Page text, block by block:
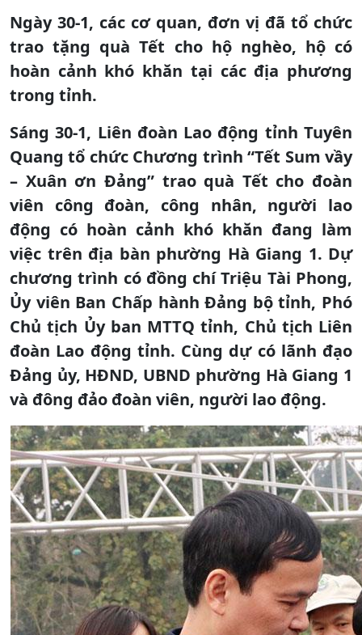
Ngày 30-1, các cơ quan, đơn vị đã tổ chức
trao tặng quà Tết cho hộ nghèo, hộ có
hoàn cảnh khó khăn tại các địa phương
trong tỉnh.
Sáng 30-1, Liên đoàn Lao động tỉnh Tuyên
Quang tổ chức Chương trình “Tết Sum vầy
– Xuân ơn Đảng” trao quà Tết cho đoàn
viên công đoàn, công nhân, người lao
động có hoàn cảnh khó khăn đang làm
việc trên địa bàn phường Hà Giang 1. Dự
chương trình có đồng chí Triệu Tài Phong,
Ủy viên Ban Chấp hành Đảng bộ tỉnh, Phó
Chủ tịch Ủy ban MTTQ tỉnh, Chủ tịch Liên
đoàn Lao động tỉnh. Cùng dự có lãnh đạo
Đảng ủy, HĐND, UBND phường Hà Giang 1
và đông đảo đoàn viên, người lao động.